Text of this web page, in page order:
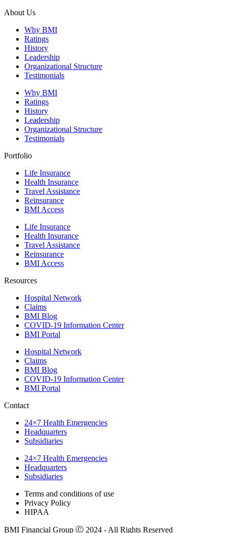
About Us
Why BMI
Ratings
History
Leadership
Organizational Structure
Testimonials
Why BMI
Ratings
History
Leadership
Organizational Structure
Testimonials
Portfolio
Life Insurance
Health Insurance
Travel Assistance
Reinsurance
BMI Access
Life Insurance
Health Insurance
Travel Assistance
Reinsurance
BMI Access
Resources
Hospital Network
Claims
BMI Blog
COVID-19 Information Center
BMI Portal
Hospital Network
Claims
BMI Blog
COVID-19 Information Center
BMI Portal
Contact
24×7 Health Emergencies
Headquarters
Subsidiaries
24×7 Health Emergencies
Headquarters
Subsidiaries
Terms and conditions of use
Privacy Policy
HIPAA
BMI Financial Group Ⓒ 2024 - All Rights Reserved